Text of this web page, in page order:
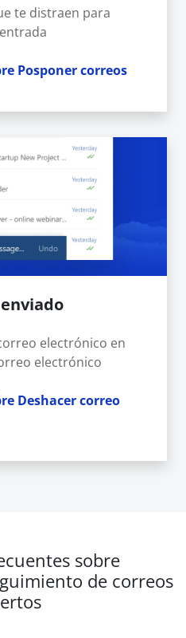
te distraen para
Posponer correos
electrónico en
electrónico
Deshacer correo
sobre
de correos